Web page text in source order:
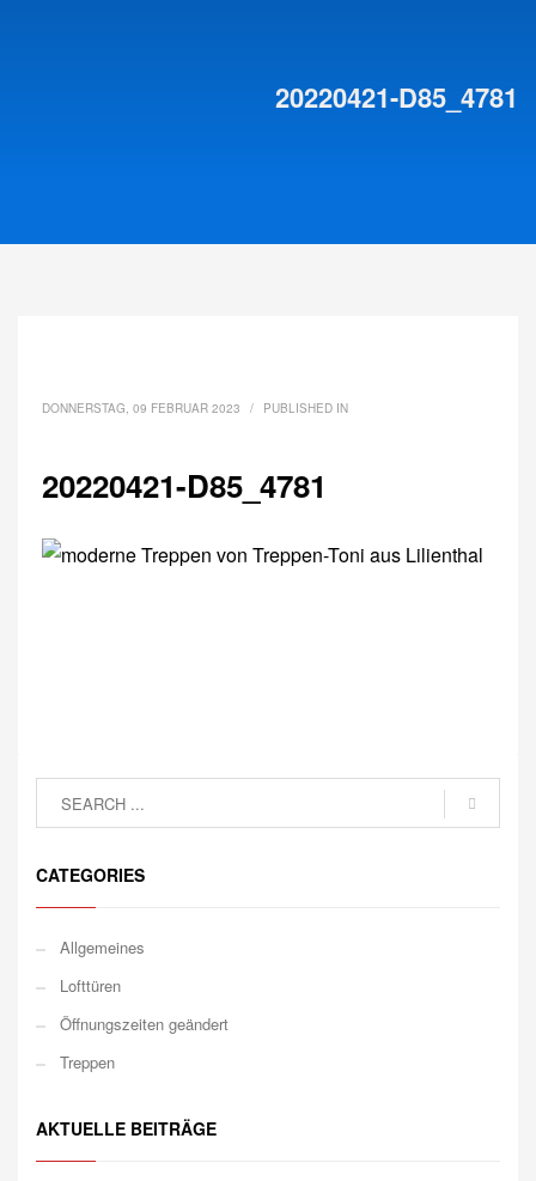
20220421-D85_4781
DONNERSTAG, 09 FEBRUAR 2023 / PUBLISHED IN
20220421-D85_4781
CATEGORIES
Allgemeines
Lofttüren
Öffnungszeiten geändert
Treppen
AKTUELLE BEITRÄGE